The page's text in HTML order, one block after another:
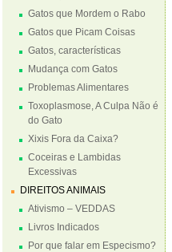
Gatos que Mordem o Rabo
Gatos que Picam Coisas
Gatos, características
Mudança com Gatos
Problemas Alimentares
Toxoplasmose, A Culpa Não é
do Gato
Xixis Fora da Caixa?
Coceiras e Lambidas
Excessivas
DIREITOS ANIMAIS
Ativismo – VEDDAS
Livros Indicados
Por que falar em Especismo?